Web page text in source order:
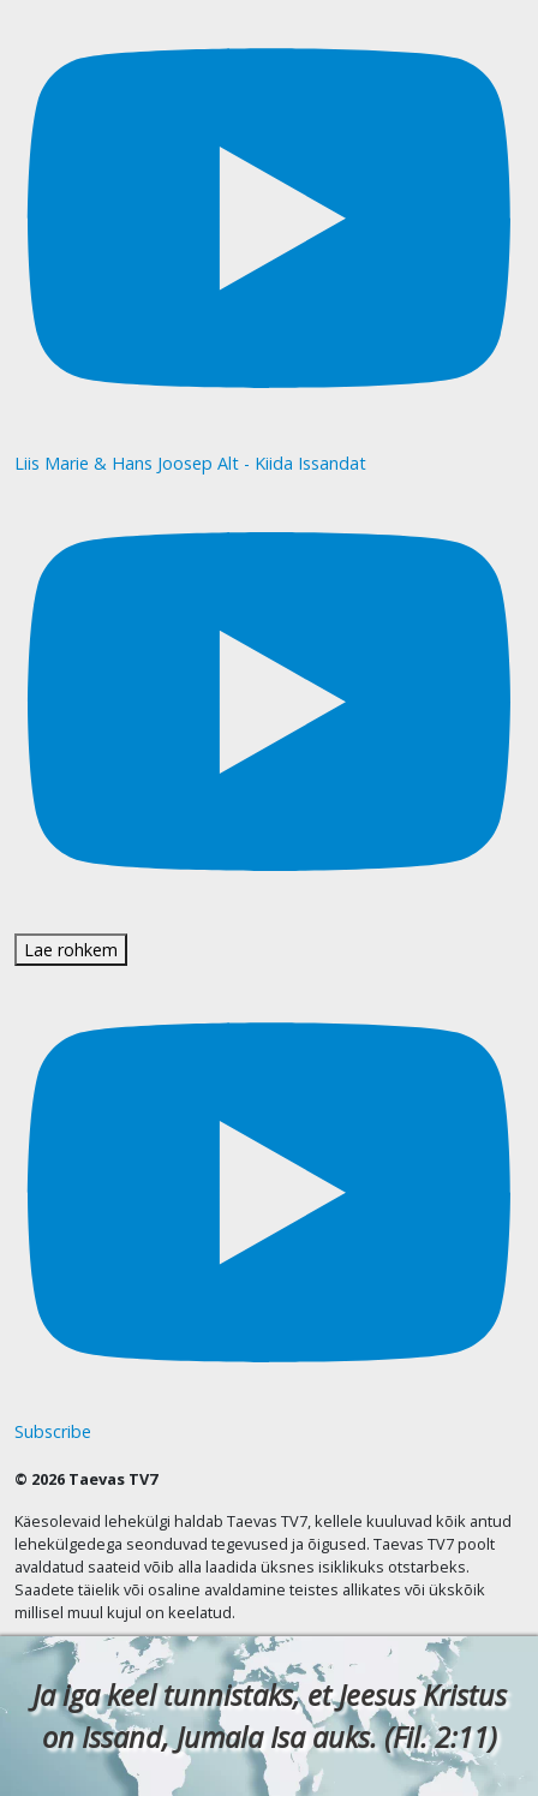
Liis Marie & Hans Joosep Alt - Kiida Issandat
Lae rohkem
Subscribe
© 2026 Taevas TV7
Käesolevaid lehekülgi haldab Taevas TV7, kellele kuuluvad kõik antud
lehekülgedega seonduvad tegevused ja õigused. Taevas TV7 poolt
avaldatud saateid võib alla laadida üksnes isiklikuks otstarbeks.
Saadete täielik või osaline avaldamine teistes allikates või ükskõik
millisel muul kujul on keelatud.
Ja iga keel tunnistaks, et Jeesus Kristus
on Issand, Jumala Isa auks. (Fil. 2:11)